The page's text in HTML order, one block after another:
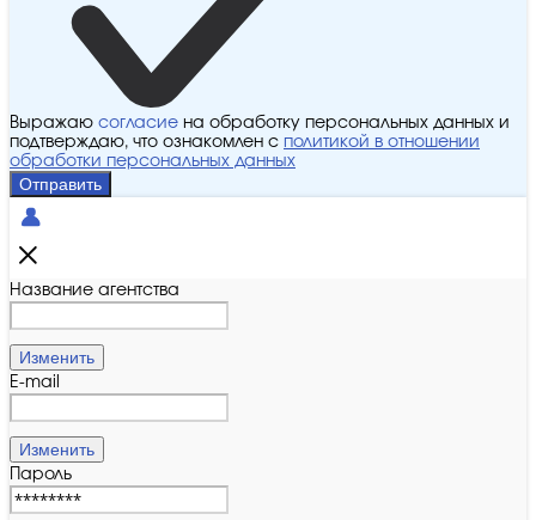
Выражаю согласие на обработку персональных данных и
подтверждаю, что ознакомлен с политикой в отношении
обработки персональных данных
Отправить
Название агентства
Изменить
E-mail
Изменить
Пароль